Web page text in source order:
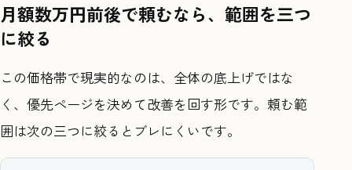
月額数万円前後で頼むなら、範囲を三つ
に絞る
この価格帯で現実的なのは、全体の底上げではな
く、優先ページを決めて改善を回す形です。頼む範
囲は次の三つに絞るとブレにくいです。